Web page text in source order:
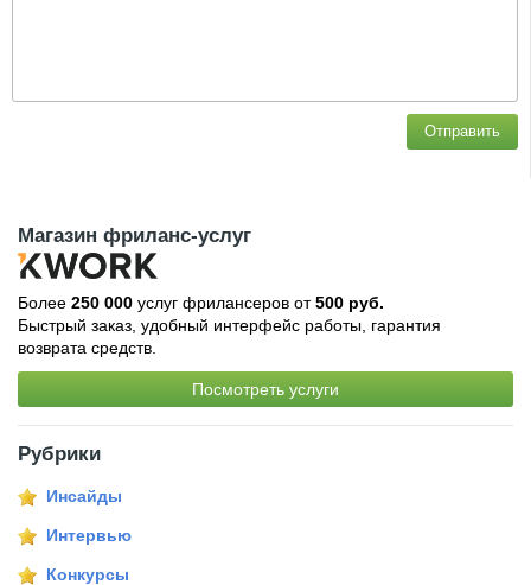
Отправить
Магазин фриланс-услуг
Более 250 000 услуг фрилансеров от500 руб.
Быстрый заказ, удобный интерфейс работы, гарантия
возврата средств.
Посмотреть услуги
Рубрики
Инсайды
Интервью
Конкурсы